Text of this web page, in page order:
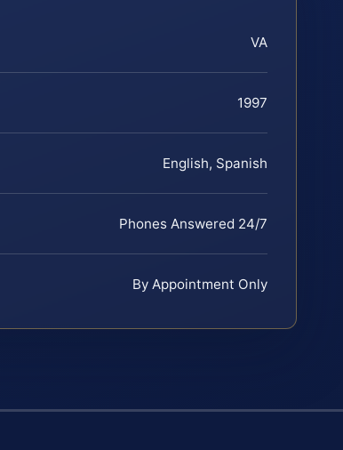
VA
1997
English, Spanish
Phones Answered 24/7
By Appointment Only